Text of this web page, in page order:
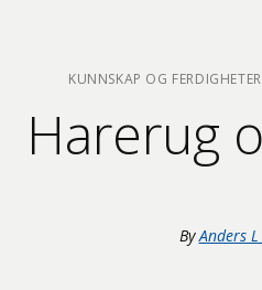
KUNNSKAP OG FERDIGHETER
Harerug
By Anders